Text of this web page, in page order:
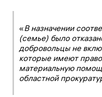
«В назначении
(семье) было
добровольцы не
которые имеют
материальную
областной